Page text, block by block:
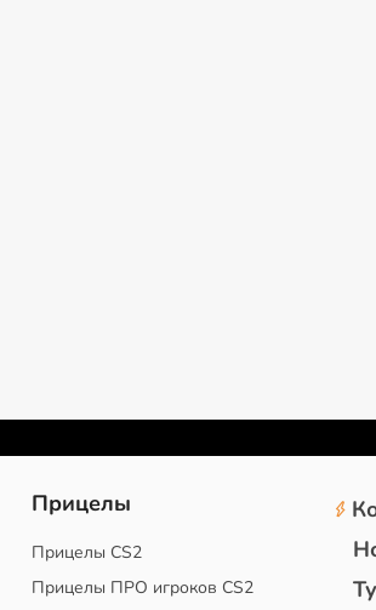
Прицелы
Прицелы CS2
Прицелы ПРО игроков CS2